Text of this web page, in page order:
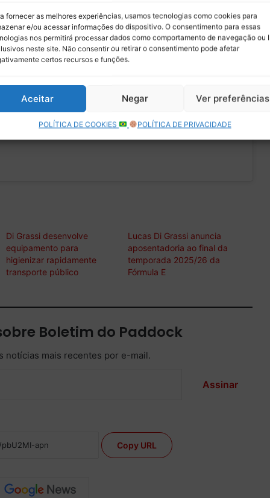
fornecer as melhores experiências, usamos tecnologias como cookies para
e/ou acessar informações do dispositivo. O consentimento para essas
nos permitirá processar dados como comportamento de navegação ou
neste site. Não consentir ou retirar o consentimento pode afetar
certos recursos e funções.
Aceitar Negar Ver preferências
POLÍTICA DE COOKIES POLÍTICA DE PRIVACIDADE
para
álcool gel e máscaras
sintomáticas
é só o
!
FjA097VAZG
— LUCAS DI
GRASSI
(@LucasdiGrassi)
para aceitar os cookies marketing e
ativar este conteúdo
Di Grassi desenvolve
equipamento para
higienizar rapidamente
transporte público
Lucas Di Grassi anuncia
aposentadoria ao final da
temporada 2025/26 da
Fórmula E
Boletim do Paddock
notícias mais recentes por e-mail.
Assinar
Copy URL